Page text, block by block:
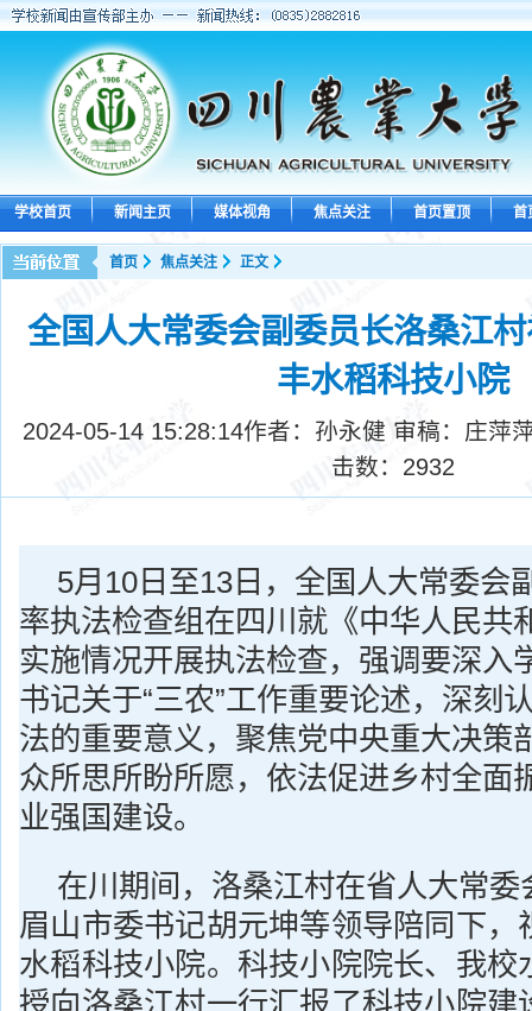
学校首页 新闻主页 媒体视角 焦点关注 首页置顶 首
首页 焦点关注 正文
全国人大常委会副委员长洛桑江
丰水稻科技小院
2024-05-14 15:28:14作者：孙永健 审稿：庄萍
击数： 2932
5月10日至13日，全国人大常委会
率执法检查组在四川就《中华人民共
实施情况开展执法检查，强调要深入
书记关于“三农”工作重要论述，深刻
法的重要意义，聚焦党中央重大决策
众所思所盼所愿，依法促进乡村全面
业强国建设。
在川期间，洛桑江村在省人大常
眉山市委书记胡元坤等领导陪同下，
水稻科技小院。科技小院院长、我校
授向洛桑江村一行汇报了科技小院建